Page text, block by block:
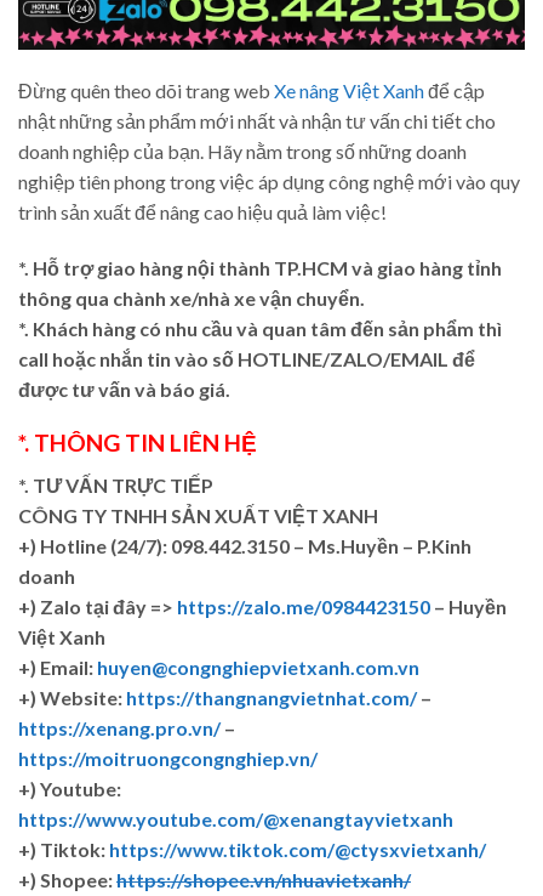
Đừng quên theo dõi trang web Xe nâng Việt Xanhđể cập
nhật những sản phẩm mới nhất và nhận tư vấn chi tiết cho
doanh nghiệp của bạn. Hãy nằm trong số những doanh
nghiệp tiên phong trong việc áp dụng công nghệ mới vào quy
trình sản xuất để nâng cao hiệu quả làm việc!
*. Hỗ trợ giao hàng nội thành TP.HCM và giao hàng tỉnh
thông qua chành xe/nhà xe vận chuyển.
*. Khách hàng có nhu cầu và quan tâm đến sản phẩm thì
call hoặc nhắn tin vào số HOTLINE/ZALO/EMAIL để
được tư vấn và báo giá.
*. THÔNG TIN LIÊN HỆ
*. TƯ VẤN TRỰC TIẾP
CÔNG TY TNHH SẢN XUẤT VIỆT XANH
+) Hotline (24/7): 098.442.3150 – Ms.Huyền – P.Kinh
doanh
+) Zalo tại đây => https://zalo.me/0984423150 – Huyền
Việt Xanh
+) Email: huyen@congnghiepvietxanh.com.vn
+) Website: https://thangnangvietnhat.com/–
https://xenang.pro.vn/–
https://moitruongcongnghiep.vn/
+) Youtube:
https://www.youtube.com/@xenangtayvietxanh
+) Tiktok: https://www.tiktok.com/@ctysxvietxanh/
+) Shopee:https://shopee.vn/nhuavietxanh/